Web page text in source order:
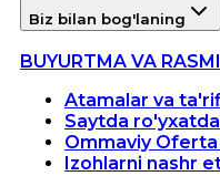
Biz bilan bog'laning
BUYURTMA VA
Atamalar va
Saytda
Ommaviy
Izohlarni nashr